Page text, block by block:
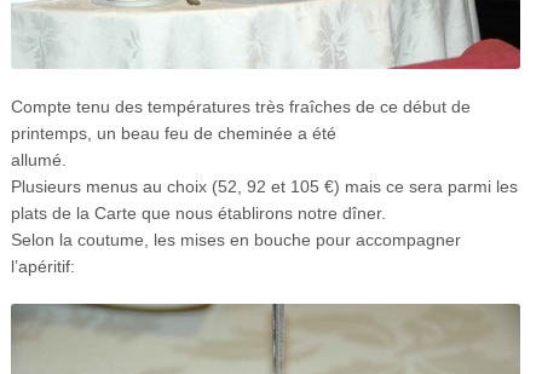
Compte tenu des températures très fraîches de ce début de
printemps, un beau feu de cheminée a été
allumé.
Plusieurs menus au choix (52, 92 et 105 €) mais ce sera parmi les
plats de la Carte que nous établirons notre dîner.
Selon la coutume, les mises en bouche pour accompagner
l’apéritif: